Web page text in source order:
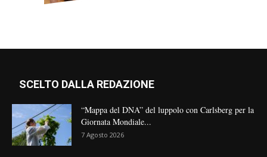
SCELTO DALLA REDAZIONE
“Mappa del DNA” del luppolo con Carlsberg per la
Giornata Mondiale...
7 Agosto 2026